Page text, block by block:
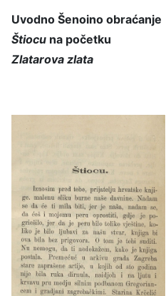
Uvodno Šenoino obraćanje
Štiocu na početku
Zlatarova zlata